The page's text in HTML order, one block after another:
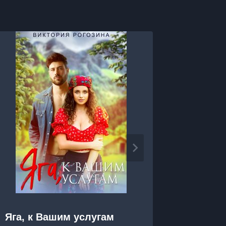
Яга, к Вашим услугам